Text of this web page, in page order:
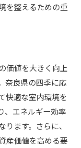
を整えるための重
価値を大きく向上
奈良県の四季に応
快適な室内環境を
、エネルギー効率
ます。さらに、
産価値を高める要